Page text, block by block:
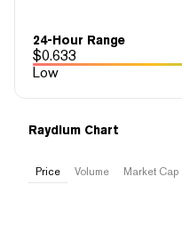
24-Hour Range
$0.633
Low
Raydium Chart
Price Volume Market Cap